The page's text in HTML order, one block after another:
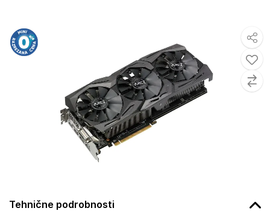
Tehnične podrobnosti